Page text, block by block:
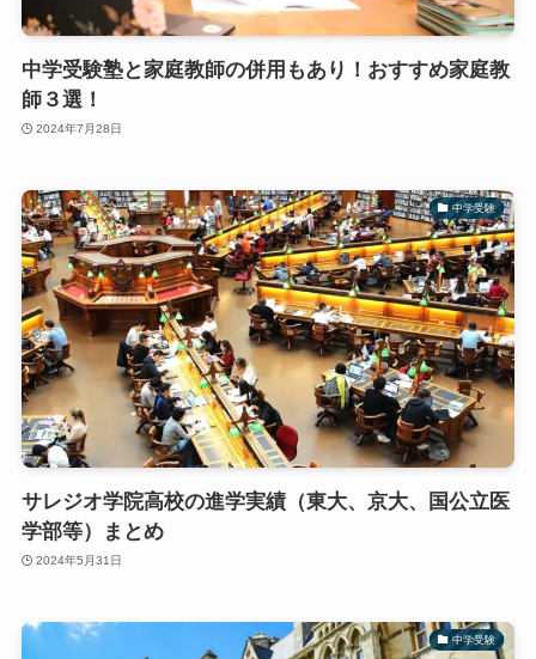
中学受験塾と家庭教師の併用もあり！おすすめ家庭教
師３選！
2024年7月28日
中学受験
サレジオ学院高校の進学実績（東大、京大、国公立医
学部等）まとめ
2024年5月31日
中学受験